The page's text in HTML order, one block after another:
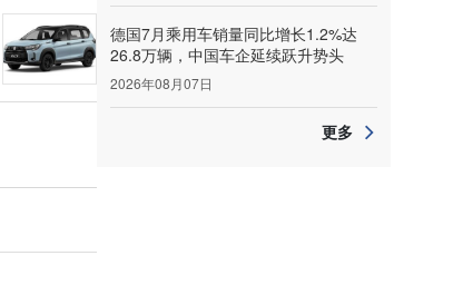
德国7月乘用车销量同比增长1.2%达
26.8万辆，中国车企延续跃升势头
2026年08月07日
更多